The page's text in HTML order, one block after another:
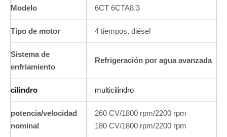
Modelo 6CT 6CTA8.3
Tipo de motor 4 tiempos, diésel
Sistema de
enfriamiento
Refrigeración por agua avanzada
cilindro multicilindro
potencia/velocidad
nominal
260 CV/1800 rpm/2200 rpm
180 CV/1800 rpm/2200 rpm